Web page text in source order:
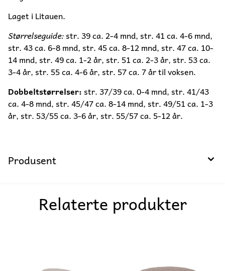
Laget i Litauen.
Størrelseguide:str. 39 ca. 2-4 mnd, str. 41 ca. 4-6 mnd,
str. 43 ca. 6-8 mnd, str. 45 ca. 8-12 mnd, str. 47 ca. 10-
14 mnd, str. 49 ca. 1-2 år, str. 51 ca. 2-3 år, str. 53 ca.
3-4 år, str. 55 ca. 4-6 år, str. 57 ca. 7 år til voksen.
Dobbeltstørrelser: str. 37/39 ca. 0-4 mnd, str. 41/43
ca. 4-8 mnd, str. 45/47 ca. 8-14 mnd, str. 49/51 ca. 1-3
år, str. 53/55 ca. 3-6 år, str. 55/57 ca. 5-12 år.
Produsent
Relaterte produkter